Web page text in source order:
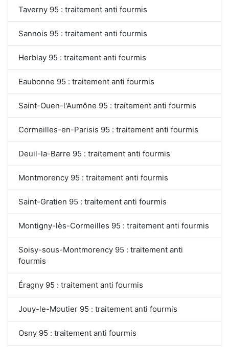
Taverny 95 : traitement anti fourmis
Sannois 95 : traitement anti fourmis
Herblay 95 : traitement anti fourmis
Eaubonne 95 : traitement anti fourmis
Saint-Ouen-l'Aumône 95 : traitement anti fourmis
Cormeilles-en-Parisis 95 : traitement anti fourmis
Deuil-la-Barre 95 : traitement anti fourmis
Montmorency 95 : traitement anti fourmis
Saint-Gratien 95 : traitement anti fourmis
Montigny-lès-Cormeilles 95 : traitement anti fourmis
Soisy-sous-Montmorency 95 : traitement anti
fourmis
Éragny 95 : traitement anti fourmis
Jouy-le-Moutier 95 : traitement anti fourmis
Osny 95 : traitement anti fourmis